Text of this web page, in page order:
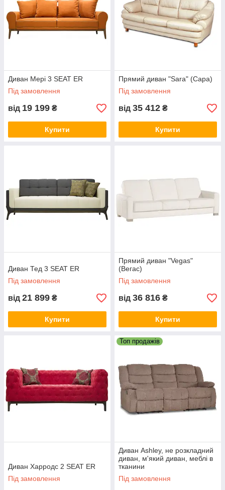
Диван Мері 3 SEAT ER
Під замовлення
від 19 199 ₴
Купити
Прямий диван "Sara" (Сара)
Під замовлення
від 35 412 ₴
Купити
Диван Тед 3 SEAT ER
Під замовлення
від 21 899 ₴
Купити
Прямий диван "Vegas"
(Вегас)
Під замовлення
від 36 816 ₴
Купити
Диван Харродс 2 SEAT ER
Під замовлення
Топ продажів
Диван Ashley, не розкладний
диван, м'який диван, меблі в
тканини
Під замовлення